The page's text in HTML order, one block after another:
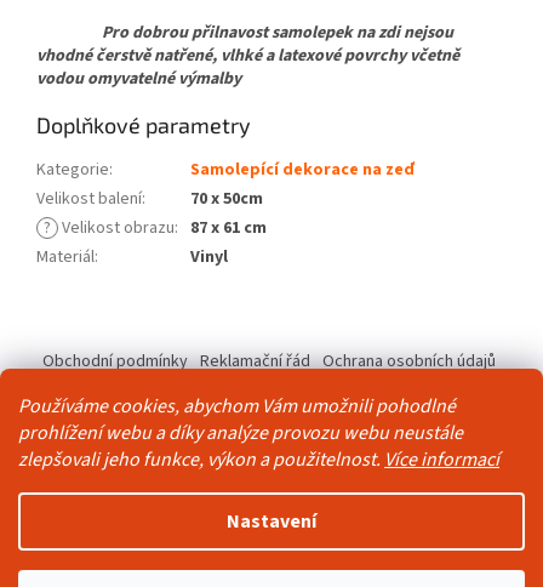
Používáme cookies, abychom Vám umožnili pohodlné
prohlížení webu a díky analýze provozu webu neustále
zlepšovali jeho funkce, výkon a použitelnost. Více informací
Nastavení
Pro dobrou přilnavost samolepek na zdi nejsou
vhodné čerstvě natřené, vlhké a latexové povrchy včetně
vodou omyvatelné výmalby
Doplňkové parametry
Kategorie:
Samolepící dekorace na zeď
Velikost balení:
70 x 50cm
? Velikost obrazu: 87 x 61 cm
Materiál: Vinyl
p
Obchodní podmínky Reklamační řád Ochrana osobních údajů
Copyright 2026Živá Zeď. Všechna práva vyhrazena.Upravit